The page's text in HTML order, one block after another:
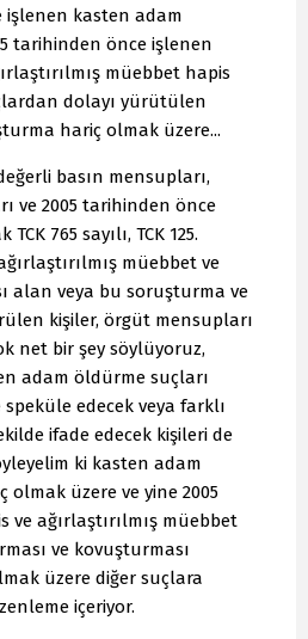
işlenen kasten adam
tarihinden önce işlenen
müebbet hapis
dolayı yürütülen
hariç olmak üzere...
basın mensupları,
ve 2005 tarihinden önce
765 sayılı, TCK 125.
müebbet ve
alan veya bu soruşturma ve
kişiler, örgüt mensupları
net bir şey söylüyoruz,
adam öldürme suçları
edecek veya farklı
ifade edecek kişileri de
ki kasten adam
olmak üzere ve yine 2005
ve ağırlaştırılmış müebbet
ve kovuşturması
üzere diğer suçlara
içeriyor.